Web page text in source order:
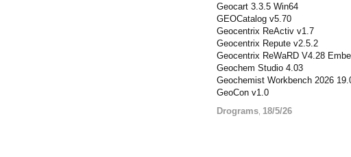
Geocart 3.3.5 Win64
GEOCatalog v5.70
Geocentrix ReActiv v1.7
Geocentrix Repute v2.5.2
Geocentrix ReWaRD V4.28
Geochem Studio 4.03
Geochemist Workbench 2026
GeoCon v1.0
Drograms 18/5/26